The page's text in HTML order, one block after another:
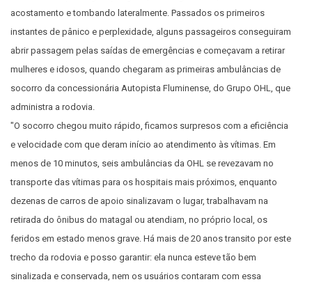
acostamento e tombando lateralmente. Passados os primeiros
instantes de pânico e perplexidade, alguns passageiros conseguiram
abrir passagem pelas saídas de emergências e começavam a retirar
mulheres e idosos, quando chegaram as primeiras ambulâncias de
socorro da concessionária Autopista Fluminense, do Grupo OHL, que
administra a rodovia.
"O socorro chegou muito rápido, ficamos surpresos com a eficiência
e velocidade com que deram início ao atendimento às vítimas. Em
menos de 10 minutos, seis ambulâncias da OHL se revezavam no
transporte das vítimas para os hospitais mais próximos, enquanto
dezenas de carros de apoio sinalizavam o lugar, trabalhavam na
retirada do ônibus do matagal ou atendiam, no próprio local, os
feridos em estado menos grave. Há mais de 20 anos transito por este
trecho da rodovia e posso garantir: ela nunca esteve tão bem
sinalizada e conservada, nem os usuários contaram com essa